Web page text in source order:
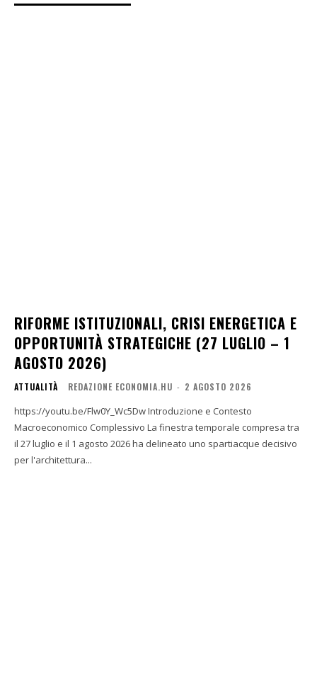
RIFORME ISTITUZIONALI, CRISI ENERGETICA E
OPPORTUNITÀ STRATEGICHE (27 LUGLIO – 1
AGOSTO 2026)
ATTUALITÀ REDAZIONE ECONOMIA.HU - 2 AGOSTO 2026
https://youtu.be/Flw0Y_Wc5Dw Introduzione e Contesto
Macroeconomico Complessivo La finestra temporale compresa tra
il 27 luglio e il 1 agosto 2026 ha delineato uno spartiacque decisivo
per l'architettura...